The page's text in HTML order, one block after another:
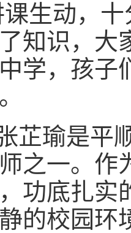
课生动，
知识，大
学，孩
芷瑜是平
之一。作
功底扎实
的校园环